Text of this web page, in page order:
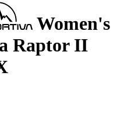
Women's
Raptor II